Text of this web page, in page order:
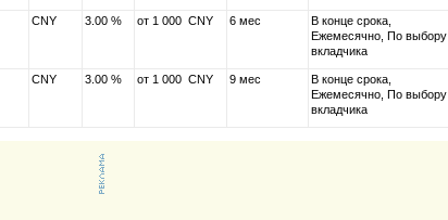
CNY 3.00 % от 1 000 CNY 6 мес
В конце срока,
Ежемесячно, По выбору
вкладчика
CNY 3.00 % от 1 000 CNY 9 мес
В конце срока,
Ежемесячно, По выбору
вкладчика